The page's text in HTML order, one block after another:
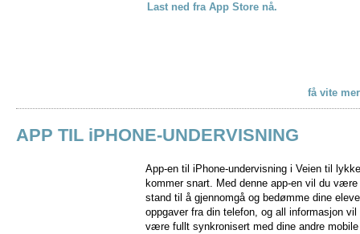
Last ned fra App Store nå.
få vite
APP TIL iPHONE-UNDERVISNING
App-en til iPhone-undervisning i Veien til lykke
kommer snart. Med denne app-en vil du være
stand til å gjennomgå og bedømme dine
oppgaver fra din telefon, og all informasjon vil
være fullt synkronisert med dine andre mobile